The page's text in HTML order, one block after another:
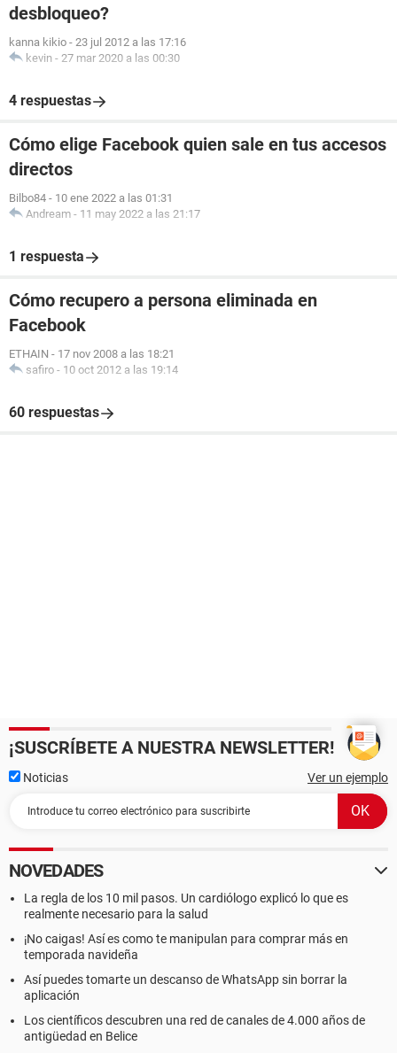
desbloqueo?
kanna kikio - 23 jul 2012 a las 17:16
kevin - 27 mar 2020 a las 00:30
4 respuestas
Cómo elige Facebook quien sale en tus accesos
directos
Bilbo84 - 10 ene 2022 a las 01:31
Andream - 11 may 2022 a las 21:17
1 respuesta
Cómo recupero a persona eliminada en
Facebook
ETHAIN - 17 nov 2008 a las 18:21
safiro - 10 oct 2012 a las 19:14
60 respuestas
¡SUSCRÍBETE A NUESTRA NEWSLETTER!
Noticias Ver un ejemplo
NOVEDADES
La regla de los 10 mil pasos. Un cardiólogo explicó lo que es
realmente necesario para la salud
¡No caigas! Así es como te manipulan para comprar más en
temporada navideña
Así puedes tomarte un descanso de WhatsApp sin borrar la
aplicación
Los científicos descubren una red de canales de 4.000 años de
antigüedad en Belice